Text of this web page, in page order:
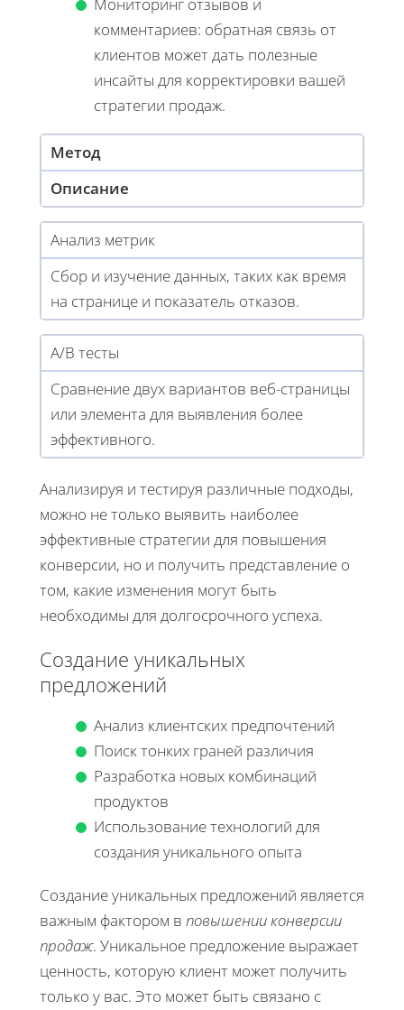
комментариев: обратная связь от
клиентов может дать полезные
инсайты для корректировки вашей
стратегии продаж.
Метод
Описание
Анализ метрик
Сбор и изучение данных, таких как время
на странице и показатель отказов.
A/B тесты
Сравнение двух вариантов веб-страницы
или элемента для выявления более
эффективного.
Анализируя и тестируя различные подходы,
можно не только выявить наиболее
эффективные стратегии для повышения
конверсии, но и получить представление о
том, какие изменения могут быть
необходимы для долгосрочного успеха.
Создание уникальных
предложений
Анализ клиентских предпочтений
Поиск тонких граней различия
Разработка новых комбинаций
продуктов
Использование технологий для
создания уникального опыта
Создание уникальных предложений является
важным фактором в повышении конверсии
продаж. Уникальное предложение выражает
ценность, которую клиент может получить
только у вас. Это может быть связано с